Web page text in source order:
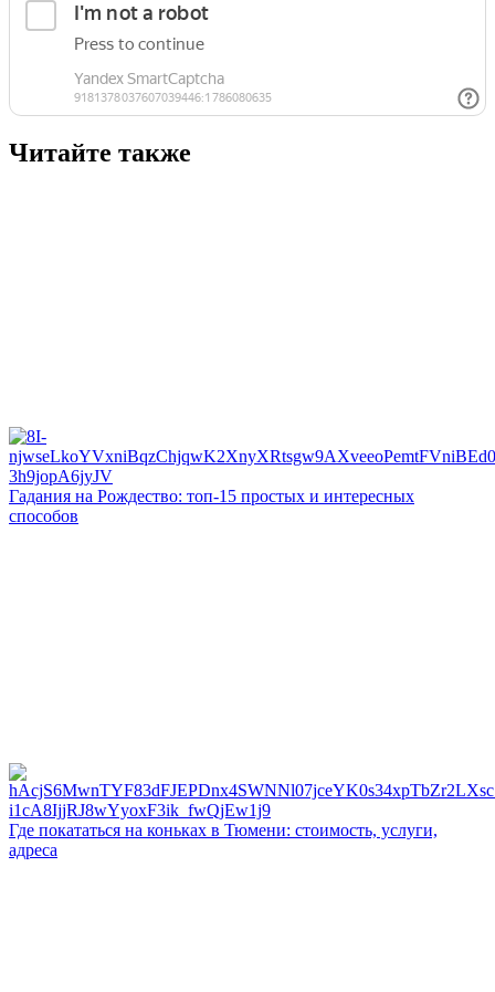
Читайте также
Гадания на Рождество: топ-15 простых и интересных
способов
Где покататься на коньках в Тюмени: стоимость, услуги,
адреса